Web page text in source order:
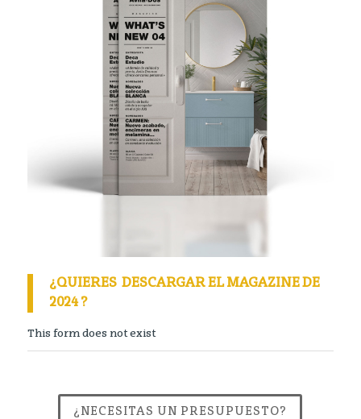
¿QUIERES DESCARGAR EL MAGAZINE DE
2024 ?
This form does not exist
¿NECESITAS UN PRESUPUESTO?